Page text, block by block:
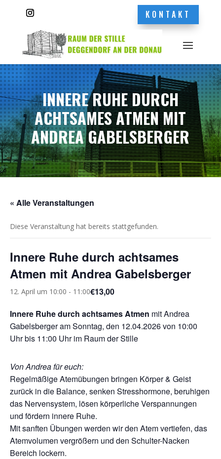
KONTAKT
INNERE RUHE DURCH
ACHTSAMES ATMEN MIT
ANDREA GABELSBERGER
« Alle Veranstaltungen
Diese Veranstaltung hat bereits stattgefunden.
Innere Ruhe durch achtsames
Atmen mit Andrea Gabelsberger
12. April um 10:00 - 11:00€13,00
Innere Ruhe durch achtsames Atmen mit Andrea
Gabelsberger am Sonntag, den 12.04.2026 von 10:00
Uhr bis 11:00 Uhr im Raum der Stille
Von Andrea für euch:
Regelmäßige Atemübungen bringen Körper & Geist
zurück in die Balance, senken Stresshormone, beruhigen
das Nervensystem, lösen körperliche Verspannungen
und fördern innere Ruhe.
Mit sanften Übungen werden wir den Atem vertiefen, das
Atemvolumen vergrößern und den Schulter-Nacken
Bereich lockern.